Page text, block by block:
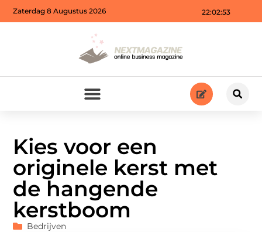
22:02:54
Zaterdag 8 Augustus 2026
Kies voor een
originele kerst met
de hangende
kerstboom
Bedrijven